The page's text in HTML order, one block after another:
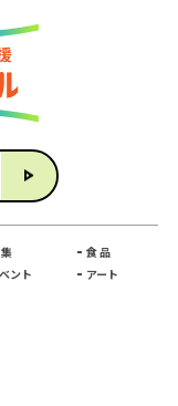
食 品
ント
アート